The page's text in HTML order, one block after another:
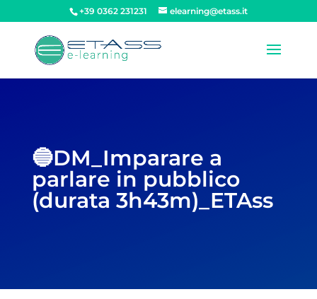
+39 0362 231231 elearning@etass.it
🔵DM_Imparare a
parlare in pubblico
(durata 3h43m)_ETAss